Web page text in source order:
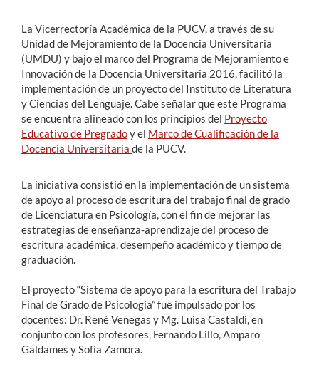
La Vicerrectoría Académica de la PUCV, a través de su
Unidad de Mejoramiento de la Docencia Universitaria
(UMDU) y bajo el marco del Programa de Mejoramiento e
Innovación de la Docencia Universitaria 2016, facilitó la
implementación de un proyecto del Instituto de Literatura
y Ciencias del Lenguaje. Cabe señalar que este Programa
se encuentra alineado con los principios del Proyecto
Educativo de Pregradoy el Marco de Cualificación de la
Docencia Universitaria de la PUCV.
La iniciativa consistió en la implementación de un sistema
de apoyo al proceso de escritura del trabajo final de grado
de Licenciatura en Psicología, con el fin de mejorar las
estrategias de enseñanza-aprendizaje del proceso de
escritura académica, desempeño académico y tiempo de
graduación.
El proyecto “Sistema de apoyo para la escritura del Trabajo
Final de Grado de Psicología” fue impulsado por los
docentes: Dr. René Venegas y Mg. Luisa Castaldi, en
conjunto con los profesores, Fernando Lillo, Amparo
Galdames y Sofía Zamora.